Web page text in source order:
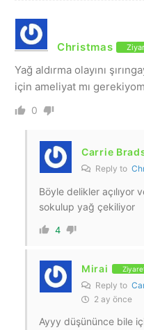
Christmas
Yağ aldırma olayını
için ameliyat mı
0
Carrie
Reply to
Böyle delikler açılıyor
sokulup yağ çekiliyor
4
Mirai
Reply to
2 ay önce
Ayyy düşününce bile